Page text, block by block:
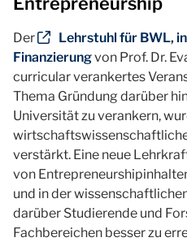
Der
Lehrstuhl für BWL,
Finanzierungvon Prof. Dr.
curricular verankertes
Thema Gründung darüber
Universität zu verankern,
verstärkt. Eine neue
von
und in der
darüber Studierende und
Fachbereichen besser zu